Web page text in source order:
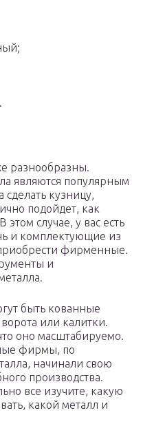
разнообразны.
являются популярным
кузницу,
подойдет, как
случае, у вас есть
и комплектующие из
фирменные.
и
быть кованные
или калитки.
оно масштабируемо.
фирмы, по
начинали свою
производства.
все изучите, какую
какой металл и